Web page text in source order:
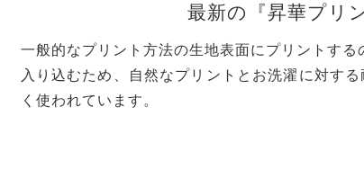
最新の『昇華プリ
一般的なプリント方法の生地表面にプリントす
入り込むため、自然なプリントとお洗濯に対す
く使われています。